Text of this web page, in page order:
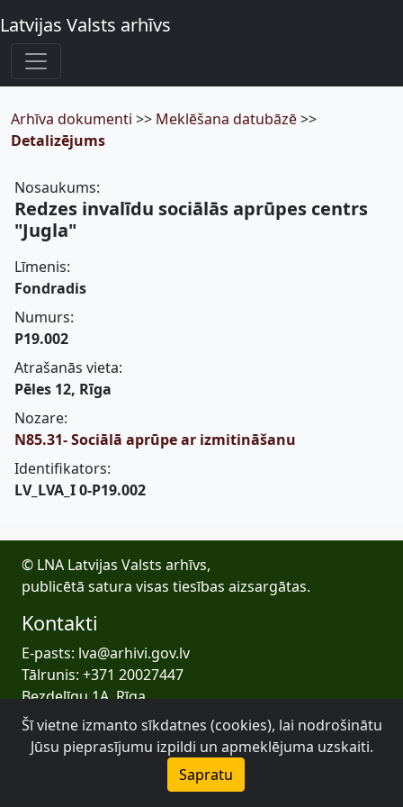
Latvijas Valsts arhīvs
Arhīva dokumenti >> Meklēšana datubāzē>>
Detalizējums
Nosaukums:
Redzes invalīdu sociālās aprūpes centrs
"Jugla"
Līmenis:
Fondradis
Numurs:
P19.002
Atrašanās vieta:
Pēles 12, Rīga
Nozare:
N85.31- Sociālā aprūpe ar izmitināšanu
Identifikators:
LV_LVA_I 0-P19.002
© LNA Latvijas Valsts arhīvs,
publicētā satura visas tiesības aizsargātas.
Kontakti
E-pasts: lva@arhivi.gov.lv
Tālrunis: +371 20027447
Bezdelīgu 1A, Rīga
Latvijas Valsts arhīvs
Šī vietne izmanto sīkdatnes (cookies), lai nodrošinātu
Jūsu pieprasījumu izpildi un apmeklējuma uzskaiti.
Sapratu